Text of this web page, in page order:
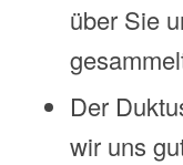
über Sie
Der
wir uns